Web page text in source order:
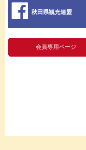
秋田県観光連盟
会員専用ページ